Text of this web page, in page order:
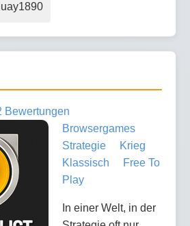
Bewertungen
Browsergames
Strategie
Krieg
Klassisch
Free To
Play
In einer Welt, in der